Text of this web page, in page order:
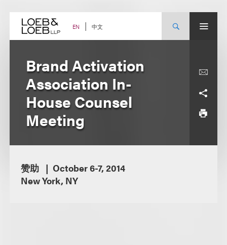
content EN 中文
Brand Activation
Association In-
House Counsel
Meeting
赞助
October 6-7, 2014
New York, NY